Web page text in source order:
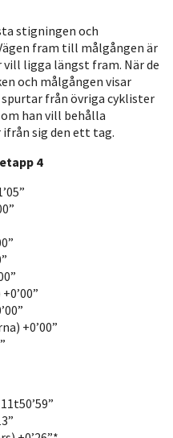
stigningen och
fram till målgången är
ligga längst fram. När de
och målgången visar
från övriga cyklister
om han vill behålla
sig den ett tag.
4
+0’00”